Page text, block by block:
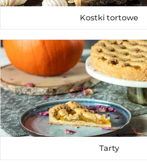
Kostki tortowe
Tarty